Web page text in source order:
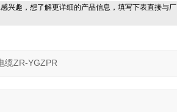
感兴趣，想了解更详细的产品信息，填写下表直接与厂